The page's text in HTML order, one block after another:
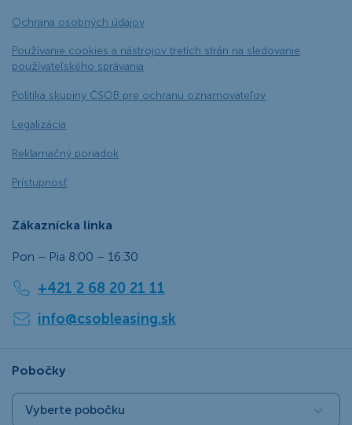
Ochrana osobných údajov
Používanie cookies a nástrojov tretích strán na sledovanie
používateľského správania
Politika skupiny ČSOB pre ochranu oznamovateľov
Legalizácia
Reklamačný poriadok
Prístupnosť
Zákaznícka linka
Pon – Pia 8:00 – 16:30
+421 2 68 20 21 11
info@csobleasing.sk
Pobočky
Vyberte pobočku